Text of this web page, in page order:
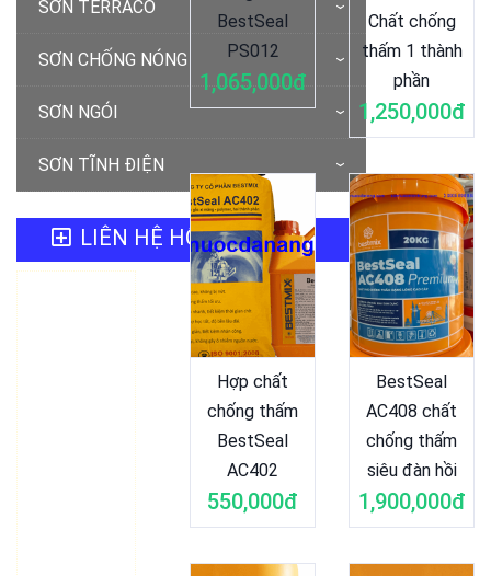
SƠN TERRACO
SƠN CHỐNG NÓNG
SƠN NGÓI
SƠN TĨNH ĐIỆN
LIÊN HỆ HỖ TRỢ
BestSeal
PS012
1,065,000đ
Chất chống
thấm 1 thành
phần
1,250,000đ
Hợp chất
chống thấm
BestSeal
AC402
550,000đ
BestSeal
AC408 chất
chống thấm
siêu đàn hồi
1,900,000đ